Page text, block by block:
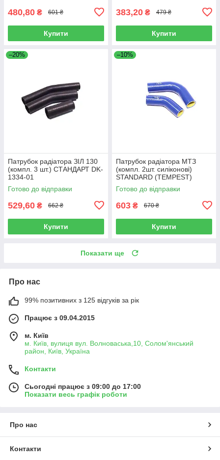
480,80 ₴ 601 ₴
Купити
383,20 ₴ 479 ₴
Купити
–20%
Патрубок радіатора ЗІЛ 130
(компл. 3 шт.) СТАНДАРТ DK-
1334-01
Готово до відправки
529,60 ₴ 662 ₴
Купити
–10%
Патрубок радіатора МТЗ
(компл. 2шт. силіконові)
STANDARD (TEMPEST)
TP.1351.STD
Готово до відправки
603 ₴ 670 ₴
Купити
Показати ще
Про нас
99% позитивних з 125 відгуків за рік
Працює з 09.04.2015
м. Київ
м. Київ, вулиця вул. Волноваська,10, Солом'янський
район, Київ, Україна
Контакти
Сьогодні працює з 09:00 до 17:00
Показати весь графік роботи
Про нас
Контакти